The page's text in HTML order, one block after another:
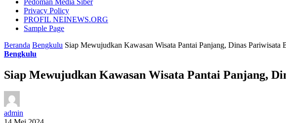
Privacy Policy
PROFIL NEINEWS.ORG
Sample Page
Beranda Bengkulu Siap Mewujudkan Kawasan Wisata Pantai Panjang, Dinas Pariwisata
Bengkulu
Siap Mewujudkan Kawasan Wisata Pantai Panjang,
admin